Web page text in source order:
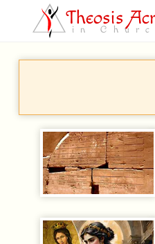
Theosis
in